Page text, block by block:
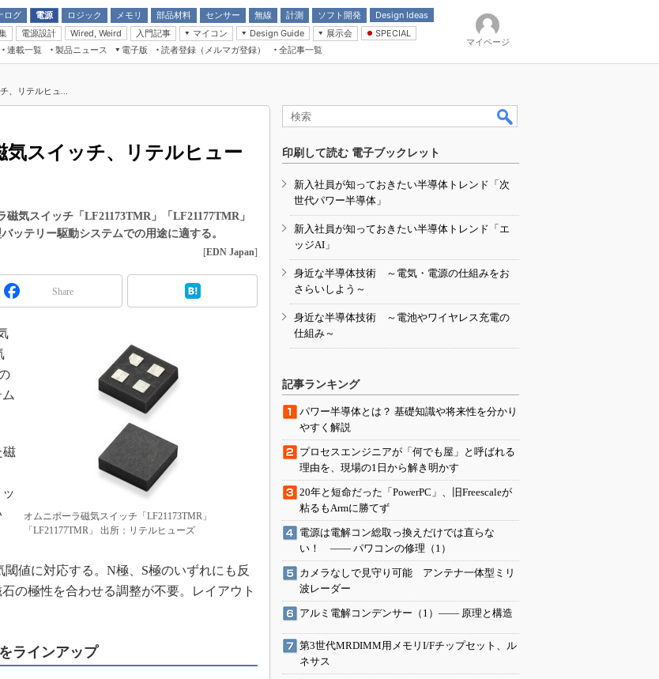
ログ
電源
ロジック
メモリ
部品材料
受動部品
センサー 無線 計測 ソフト開発
Design Ideas
アナログ機能回路
計測とテスト
Wired, Weird
電源設計 Wired, Weird
入門記事
ー入門
マイコン
マイコン講座
Design Guide
計測機器
展示会
CEATEC
組込み/エッジコンピューティング展
人とくるま展
SPECIAL
Microchip情報
連載一覧
製品ニュース
電子版
レット
読者登録（メルマガ登録） 全記事一覧
マイページ
、リテルヒュ...
スイッチ、リテルヒュー
気スイッチ「LF21173TMR」「LF21177TMR」
ッテリー駆動システムでの用途に適する。
[EDN Japan]
Share
オムニポーラ磁気スイッチ「LF21173TMR」
「LF21177TMR」 出所：リテルヒューズ
磁
値に対応する。N極、S極のいずれにも反
の極性を合わせる調整が不要。レイアウト
ラインアップ
印刷して読む 電子ブックレット
新入社員が知っておきたい半導体トレンド「次
世代パワー半導体」
新入社員が知っておきたい半導体トレンド「エ
ッジAI」
身近な半導体技術 ～電気・電源の仕組みをお
さらいしよう～
身近な半導体技術 ～電池やワイヤレス充電の
仕組み～
記事ランキング
パワー半導体とは？ 基礎知識や将来性を分かり
やすく解説
プロセスエンジニアが「何でも屋」と呼ばれる
理由を、現場の1日から解き明かす
20年と短命だった「PowerPC」、旧Freescaleが
粘るもArmに勝てず
電源は電解コン総取っ換えだけでは直らな
い！ ―― パワコンの修理（1）
カメラなしで見守り可能 アンテナ一体型ミリ
波レーダー
アルミ電解コンデンサー（1）―― 原理と構造
第3世代MRDIMM用メモリI/Fチップセット、ル
ネサス